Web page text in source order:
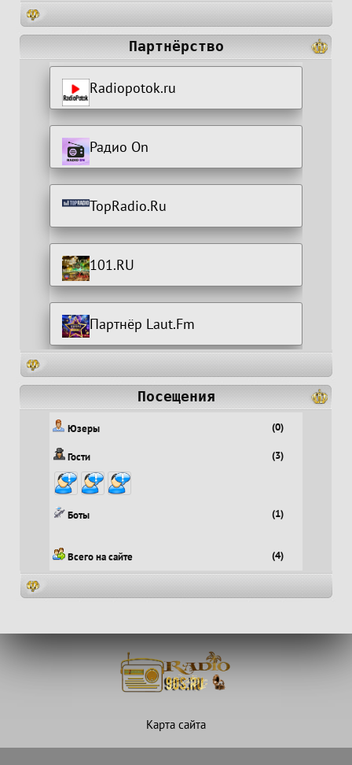
Партнёрство
Radiopotok.ru
Радио On
TopRadio.Ru
101.RU
Партнёр Laut.Fm
Посещения
Юзеры (0)
Гости (3)
Боты (1)
Всего на сайте (4)
Карта сайта